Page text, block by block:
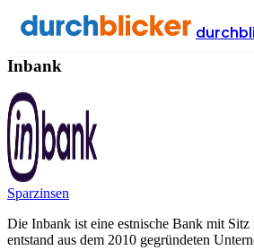
Anbieter Finanzen Inbank
Inbank
Sparzinsen
Die Inbank ist eine estnische Bank mit
entstand aus dem 2010 gegründeten